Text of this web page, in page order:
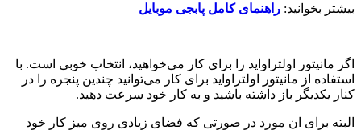
بیشتر بخوانید: راهنمای کامل پابجی موبایل
اگر مانیتور اولتراواید را برای کار می‌خواهید، انتخاب خوبی است. با
استفاده از مانیتور اولتراواید برای کار می‌توانید چندین پنجره را در
کنار یکدیگر باز داشته باشید و به کار خود سرعت دهید.
البته برای ان مورد در صورتی که فضای زیادی روی میز کار خود